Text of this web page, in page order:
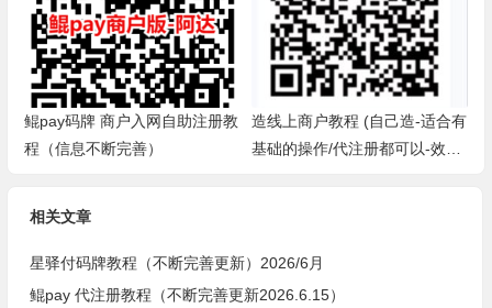
鲲pay码牌 商户入网自助注册教
程（信息不断完善）
造线上商户教程 (自己造-适合有
基础的操作/代注册都可以-效
相关文章
星驿付码牌教程（不断完善更新）2026/6月
鲲pay 代注册教程（不断完善更新2026.6.15）